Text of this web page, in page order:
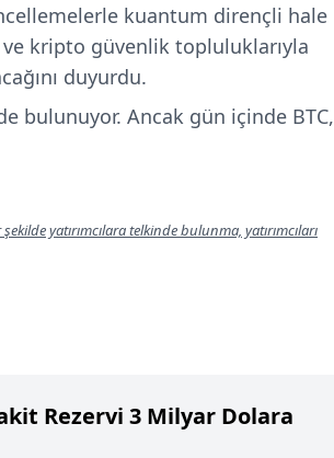
kuantum dirençli hale
kripto güvenlik topluluklarıyla
duyurdu.
bulunuyor. Ancak gün içinde BTC,
yatırımcılara telkinde bulunma, yatırımcıları
Rezervi 3 Milyar Dolara